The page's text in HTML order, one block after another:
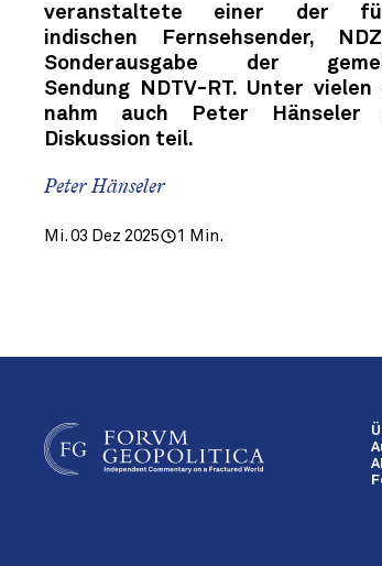
veranstaltete einer der
indischen Fernsehsender,
Sonderausgabe der
Sendung NDTV-RT. Unter vielen
nahm auch Peter Hänseler
Diskussion teil.
Peter Hänseler
Mi. 03 Dez 2025 1 Min.